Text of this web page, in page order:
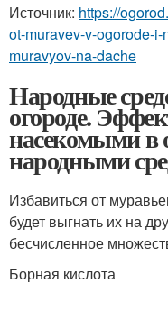
Источник: https://
ot-muravev-v-ogorode-
muravyov-na-dache
Народные
огороде.
насекомыми в
народными
Избавиться от
будет выгнать их на
бесчисленное
Борная кислота